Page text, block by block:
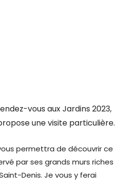
vous aux Jardins 2023,
une visite particulière.
permettra de découvrir ce
par ses grands murs riches
Denis. Je vous y ferai